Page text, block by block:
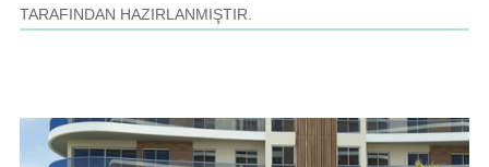
TARAFINDAN HAZIRLANMIŞTIR.